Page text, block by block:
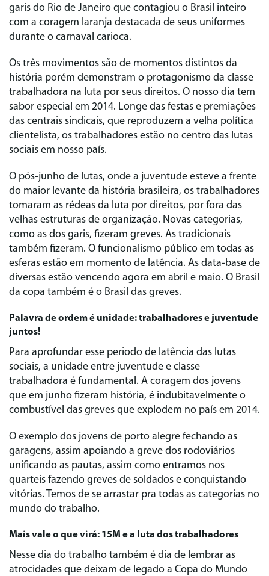
garis do Rio de Janeiro que contagiou o Brasil inteiro
com a coragem laranja destacada de seus uniformes
durante o carnaval carioca.
Os três movimentos são de momentos distintos da
história porém demonstram o protagonismo da classe
trabalhadora na luta por seus direitos. O nosso dia tem
sabor especial em 2014. Longe das festas e premiações
das centrais sindicais, que reproduzem a velha política
clientelista, os trabalhadores estão no centro das lutas
sociais em nosso país.
O pós-junho de lutas, onde a juventude esteve a frente
do maior levante da história brasileira, os trabalhadores
tomaram as rédeas da luta por direitos, por fora das
velhas estruturas de organização. Novas categorias,
como as dos garis, fizeram greves. As tradicionais
também fizeram. O funcionalismo público em todas as
esferas estão em momento de latência. As data-base de
diversas estão vencendo agora em abril e maio. O Brasil
da copa também é o Brasil das greves.
Palavra de ordem é unidade: trabalhadores e juventude
juntos!
Para aprofundar esse periodo de latência das lutas
sociais, a unidade entre juventude e classe
trabalhadora é fundamental. A coragem dos jovens
que em junho fizeram história, é indubitavelmente o
combustível das greves que explodem no país em 2014.
O exemplo dos jovens de porto alegre fechando as
garagens, assim apoiando a greve dos rodoviários
unificando as pautas, assim como entramos nos
quarteis fazendo greves de soldados e conquistando
vitórias. Temos de se arrastar pra todas as categorias no
mundo do trabalho.
Mais vale o que virá: 15M e a luta dos trabalhadores
Nesse dia do trabalho também é dia de lembrar as
atrocidades que deixam de legado a Copa do Mundo